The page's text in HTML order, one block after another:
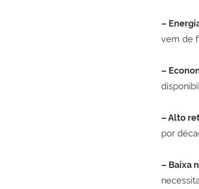
–
vem de
–
– Alto
por
– Baixa